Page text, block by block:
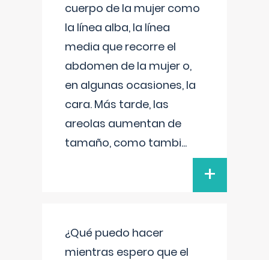
cuerpo de la mujer como
la línea alba, la línea
media que recorre el
abdomen de la mujer o,
en algunas ocasiones, la
cara. Más tarde, las
areolas aumentan de
tamaño, como tambi...
+
¿Qué puedo hacer
mientras espero que el